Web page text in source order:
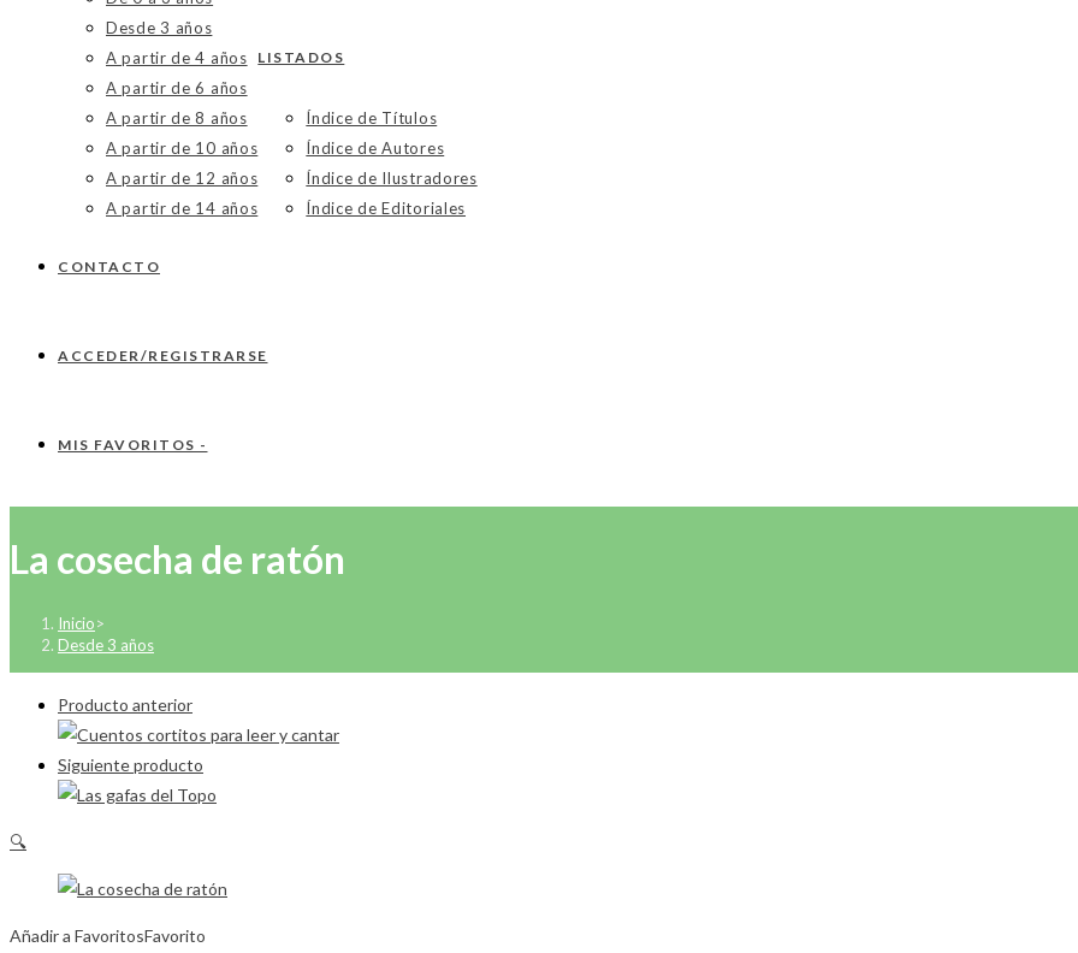
Desde 3 años
A partir de 4 años
A partir de 6 años
A partir de 8 años
A partir de 10 años
A partir de 12 años
A partir de 14 años
LISTADOS
Índice de Títulos
Índice de Autores
Índice de Ilustradores
Índice de Editoriales
CONTACTO
ACCEDER/REGISTRARSE
MIS FAVORITOS -
La cosecha de ratón
Inicio>
Desde 3 años
Producto anterior
Siguiente producto
🔍
Añadir a FavoritosFavorito